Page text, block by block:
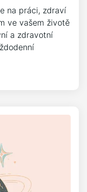
na práci, zdraví
ve vašem životě
a zdravotní